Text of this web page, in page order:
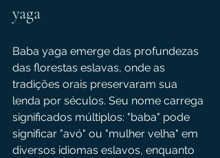
yaga
Baba yaga emerge das profundezas
das florestas eslavas, onde as
tradições orais preservaram sua
lenda por séculos. Seu nome carrega
significados múltiplos: "baba" pode
significar "avó" ou "mulher velha" em
diversos idiomas eslavos, enquanto